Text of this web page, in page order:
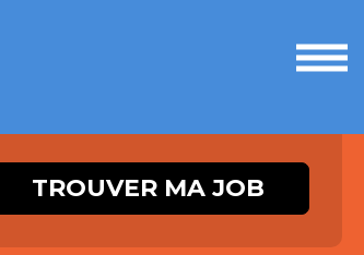
le
TROUVER MA JOB